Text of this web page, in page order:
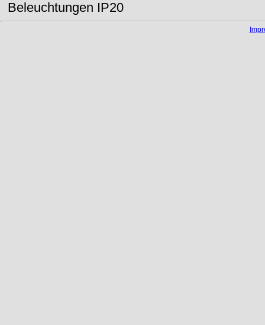
Beleuchtungen IP20